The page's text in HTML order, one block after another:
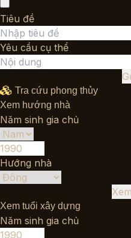
Tiêu đề
Yêu cầu cụ thể
Tra cứu phong thủy
Xem hướng nhà
Năm sinh gia chủ
Hướng nhà
Xem tuổi xây dựng
Năm sinh gia chủ